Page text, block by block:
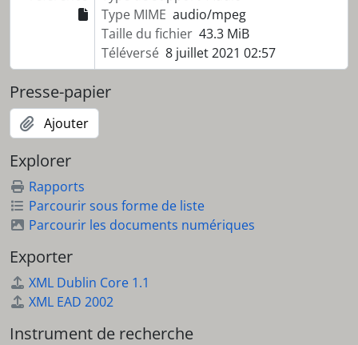
Type MIME audio/mpeg
Taille du fichier 43.3 MiB
Téléversé 8 juillet 2021 02:57
Presse-papier
Ajouter
Explorer
Rapports
Parcourir sous forme de liste
Parcourir les documents numériques
Exporter
XML Dublin Core 1.1
XML EAD 2002
Instrument de recherche